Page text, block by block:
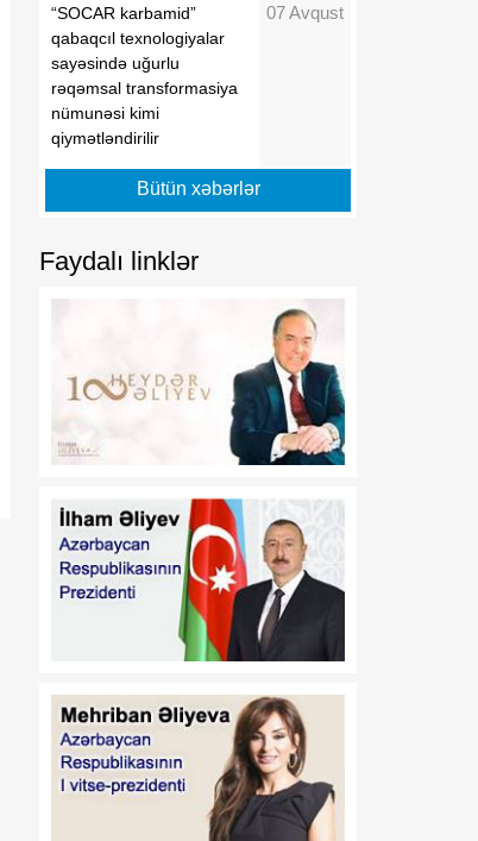
“SOCAR karbamid”
qabaqcıl texnologiyalar
sayəsində uğurlu
rəqəmsal transformasiya
nümunəsi kimi
qiymətləndirilir
07 Avqust
Paytaxtda 7 təhsil
Bədii gimnastika üzrə 31-
12:54
07 Avqust
Perunun ən böyük elektrik
enerjisi istehsalçısı olan
12:53
07 Avqust
Azərbaycan film layihəsi
beynəlxalq nüfuzlu qrantın
qalibi olub
12:53
07 Avqust
Vaşinqton görüşü:
gündəliyini və regionun
gələcək inkişaf
istiqamətlərini müəyyən
edən dövlətə çevrildi
“Sinxua”: Orta Dəhlizin
12:49
Bütün xəbərlər
Faydalı linklər